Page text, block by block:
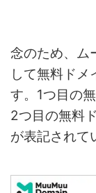
念のため、ム
して無料ドメ
す。1つ目の
2つ目の無料
が表記されて